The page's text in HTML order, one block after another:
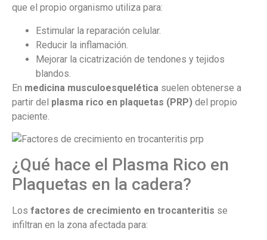
que el propio organismo utiliza para:
Estimular la reparación celular.
Reducir la inflamación.
Mejorar la cicatrización de tendones y tejidos
blandos.
En medicina musculoesquelética suelen obtenerse a
partir del plasma rico en plaquetas (PRP) del propio
paciente.
¿Qué hace el Plasma Rico en
Plaquetas en la cadera?
Los factores de crecimiento en trocanteritis se
infiltran en la zona afectada para: